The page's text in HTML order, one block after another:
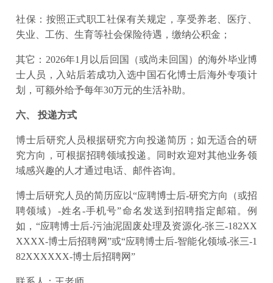
社保：按照正式职工社保有关规定，享受养老、医疗、
失业、工伤、生育等社会保险待遇，缴纳公积金；
其它：2026年1月以后回国（或尚未回国）的海外毕业博
士人员，入站后若成功入选中国石化博士后海外专项计
划，可额外给予每年30万元的生活补助。
六、 投递方式
博士后研究人员根据研究方向投递简历；如无适合的研
究方向，可根据招聘领域投递。同时欢迎对其他业务领
域感兴趣的人才通过电话、邮件咨询。
博士后研究人员的简历应以“应聘博士后-研究方向（或招
聘领域）-姓名-手机号”命名发送到招聘指定邮箱。例
如，“应聘博士后-污油泥固废处理及资源化-张三-182XX
XXXX-博士后招聘网”或“应聘博士后-智能化领域-张三-1
82XXXXXX-博士后招聘网”